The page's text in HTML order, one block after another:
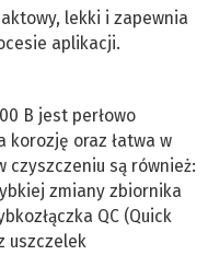
lekki i zapewnia
aplikacji.
B jest perłowo
korozję oraz łatwa w
czyszczeniu są również:
zmiany zbiornika
QC (Quick
uszczelek